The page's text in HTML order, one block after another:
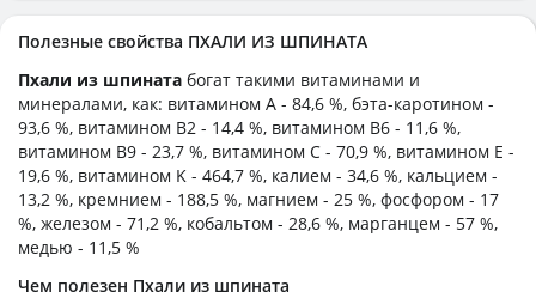
Полезные свойства ПХАЛИ ИЗ ШПИНАТА
Пхали из шпината богат такими витаминами и
минералами, как: витамином А - 84,6 %, бэта-каротином -
93,6 %, витамином B2 - 14,4 %, витамином B6 - 11,6 %,
витамином B9 - 23,7 %, витамином C - 70,9 %, витамином E -
19,6 %, витамином K - 464,7 %, калием - 34,6 %, кальцием -
13,2 %, кремнием - 188,5 %, магнием - 25 %, фосфором - 17
%, железом - 71,2 %, кобальтом - 28,6 %, марганцем - 57 %,
медью - 11,5 %
Чем полезен Пхали из шпината